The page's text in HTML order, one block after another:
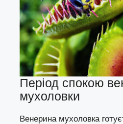
Період спокою
мухоловки
Венерина мухоловка